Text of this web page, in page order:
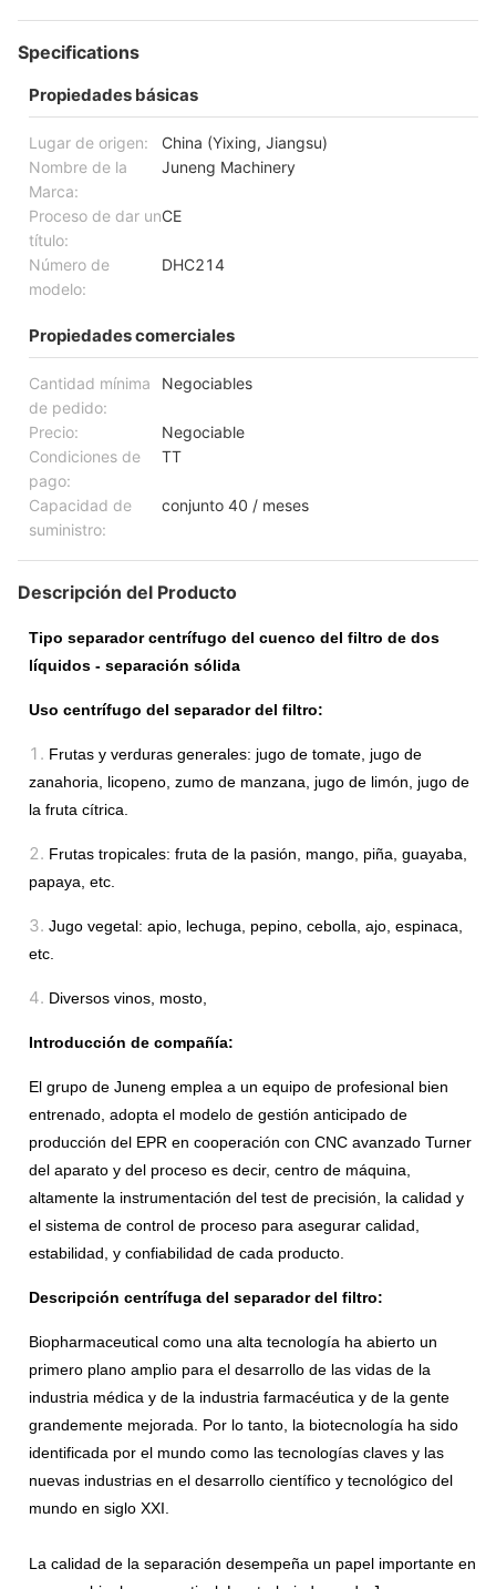
Specifications
Propiedades básicas
Lugar de origen:
China (Yixing, Jiangsu)
Nombre de la
Marca:
Juneng Machinery
Proceso de dar un
título:
CE
Número de
modelo:
DHC214
Propiedades comerciales
Cantidad mínima
de pedido:
Negociables
Precio:
Negociable
Condiciones de
pago:
TT
Capacidad de
suministro:
conjunto 40 / meses
Descripción del Producto
Tipo separador centrífugo del cuenco del filtro de dos
líquidos - separación sólida
Uso centrífugo del separador del filtro:
1. Frutas y verduras generales: jugo de tomate, jugo de
zanahoria, licopeno, zumo de manzana, jugo de limón, jugo de
la fruta cítrica.
2. Frutas tropicales: fruta de la pasión, mango, piña, guayaba,
papaya, etc.
3. Jugo vegetal: apio, lechuga, pepino, cebolla, ajo, espinaca,
etc.
4. Diversos vinos, mosto,
Introducción de compañía:
El grupo de Juneng emplea a un equipo de profesional bien
entrenado, adopta el modelo de gestión anticipado de
producción del EPR en cooperación con CNC avanzado Turner
del aparato y del proceso es decir, centro de máquina,
altamente la instrumentación del test de precisión, la calidad y
el sistema de control de proceso para asegurar calidad,
estabilidad, y confiabilidad de cada producto.
Descripción centrífuga del separador del filtro:
Biopharmaceutical como una alta tecnología ha abierto un
primero plano amplio para el desarrollo de las vidas de la
industria médica y de la industria farmacéutica y de la gente
grandemente mejorada. Por lo tanto, la biotecnología ha sido
identificada por el mundo como las tecnologías claves y las
nuevas industrias en el desarrollo científico y tecnológico del
mundo en siglo XXI.
La calidad de la separación desempeña un papel importante en